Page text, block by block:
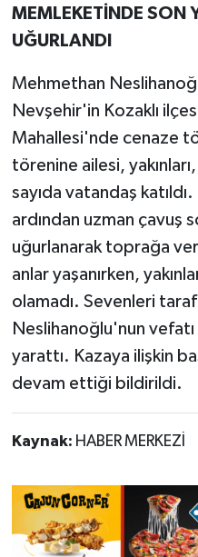
MEMLEKETİNDE SON
UĞURLANDI
Mehmethan
Nevşehir'in Kozaklı
Mahallesi'nde cenaze
törenine ailesi,
sayıda vatandaş katıldı.
ardından uzman çavuş
uğurlanarak toprağa
anlar yaşanırken,
olamadı. Sevenleri
Neslihanoğlu'nun
yarattı. Kazaya ilişkin
devam ettiği bildirildi.
Kaynak: HABER MERKEZİ